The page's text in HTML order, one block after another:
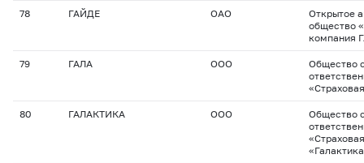
78 ГАЙДЕ ОАО
Открытое
общество
компания
79 ГАЛА ООО
Общество
80 ГАЛАКТИКА ООО
Общество